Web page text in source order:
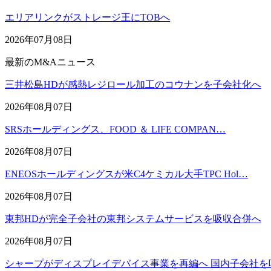
エリアリンクがストレージ王にTOBへ
2026年07月08日
最新のM&Aニュース
三井松島HDが感熱レジロール加工のコウナンを子会社化へ
2026年08月07日
SRSホールディングス、FOOD ＆ LIFE COMPAN…
2026年08月07日
ENEOSホールディングスが米C4ケミカル大手TPC Hol…
2026年08月07日
東邦HDが完全子会社の東邦システムサービスを吸収合併へ
2026年08月07日
シャープがディスプレイデバイス事業を再編へ 国内子会社